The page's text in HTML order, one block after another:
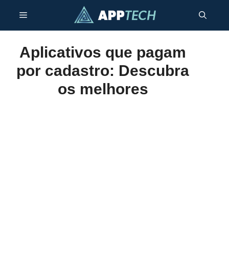
content
Menu
Aplicativos que pagam
por cadastro: Descubra
os melhores